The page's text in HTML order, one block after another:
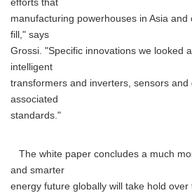
efforts that
manufacturing powerhouses in Asia
fill," says
Grossi. "Specific innovations we looked
intelligent
transformers and inverters, sensors
associated
standards."
The white paper concludes a much
and smarter
energy future globally will take hold over